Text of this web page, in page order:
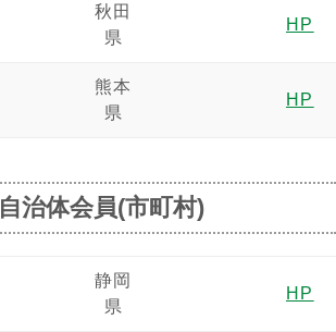
秋田
県
HP
熊本
県
HP
自治体会員(市町村)
静岡
県
HP